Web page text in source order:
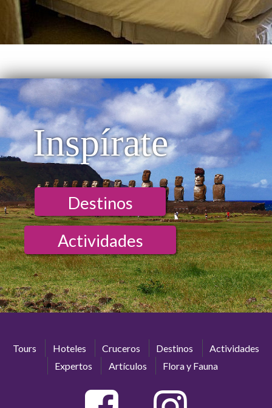
Inspírate
Destinos
Actividades
Tours Hoteles Cruceros Destinos
Actividades
Expertos
Artículos Flora y Fauna